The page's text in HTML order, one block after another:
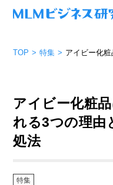
TOP 特集 アイビー化
アイビー化粧
れる3つの理由
処法
特集